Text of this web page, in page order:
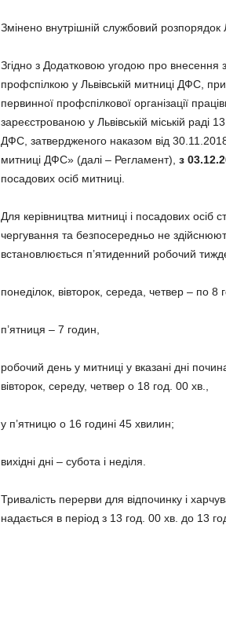
Змінено внутрішній службовий розпорядок
Згідно з Додатковою угодою про внесення
профспілкою у Львівській митниці ДФС,
первинної профспілкової організації
зареєстрованою у Львівській міській раді
ДФС, затвердженого наказом від
митниці ДФС» (далі – Регламент), з
посадових осіб митниці.
Для керівництва митниці і посадових осіб
чергування та безпосередньо не
встановлюється п’ятиденний робочий
понеділок, вівторок, середа, четвер – по 8
п’ятниця – 7 годин,
робочий день у митниці у вказані дні
вівторок, середу, четвер о 18 год. 00 хв.,
у п’ятницю о 16 годині 45 хвилин;
вихідні дні – субота і неділя.
Тривалість перерви для відпочинку і
надається в період з 13 год. 00 хв. до 13